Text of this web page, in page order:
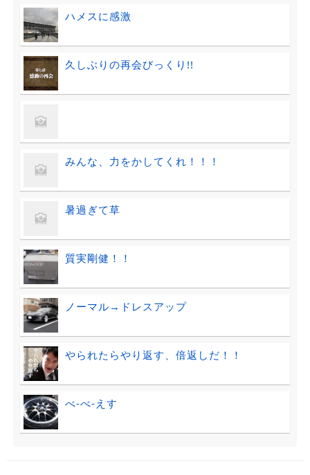
ハメスに感激
久しぶりの再会びっくり!!
みんな、力をかしてくれ！！！
暑過ぎて草
質実剛健！！
ノーマル→ドレスアップ
やられたらやり返す、倍返しだ！！
べ-べ-えす